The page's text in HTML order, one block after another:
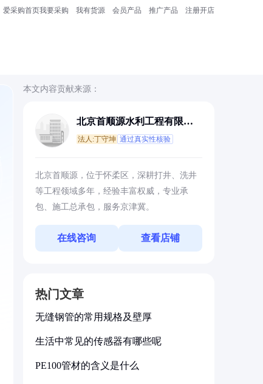
爱采购首页我要采购 我有货源 会员产品 推广产品 注册开店
本文内容贡献来源：
北京首顺源水利工程有限公
法人:丁守坤 通过真实性核验
北京首顺源，位于怀柔区，深耕打井、洗井
等工程领域多年，经验丰富权威，专业承
包、施工总承包，服务京津冀。
在线咨询 查看店铺
热门文章
无缝钢管的常用规格及壁厚
生活中常见的传感器有哪些呢
PE100管材的含义是什么